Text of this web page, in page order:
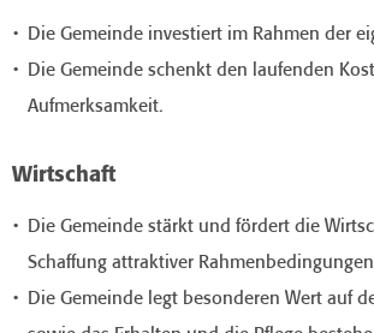
Die Gemeinde investiert im Rahmen der
Die Gemeinde schenkt den laufenden
Aufmerksamkeit.
Wirtschaft
Die Gemeinde stärkt und fördert die
Schaffung attraktiver
Die Gemeinde legt besonderen Wert auf